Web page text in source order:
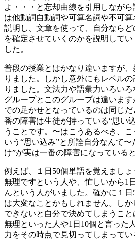
よ・・・と忘却曲線を引用しなが
は他動詞自動詞や可算名詞や不可
説明し、文章を使って、自分なら
を確定させていくのかを説明して
した。
普段の授業とはかなり違いますが
りました。しかし意外にもレベル
りました。文法力や語彙力いろい
グループとこのグループは違いま
での足かせとなっているのは同じ
番の障害は生徒が持っている“思い
うことです。〜はこうあるべき、
いう“思い込み”と所詮自分なんて
け”が実は一番の障害になっている
例えば、１日50個単語を覚えまし
無理ですという人や、忙しいから1
んという人がいました。確かに１
は大変なことかもしれません。し
できないと自分で決めてしまうこ
無理といった人や1日10個と言った
力をその時点で見切ってしまって